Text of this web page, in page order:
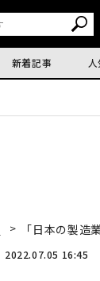
新着記事
「日本の製
2022.07.05 16:45